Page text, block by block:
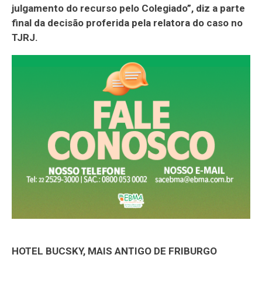
julgamento do recurso pelo Colegiado”, diz a parte
final da decisão proferida pela relatora do caso no
TJRJ.
HOTEL BUCSKY, MAIS ANTIGO DE FRIBURGO